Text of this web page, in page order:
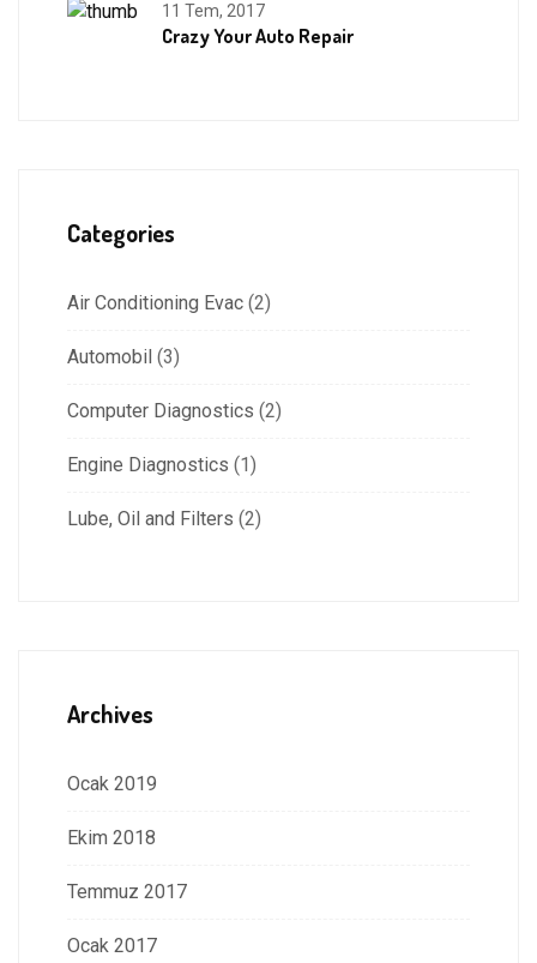
11 Tem, 2017
Crazy Your Auto Repair
Categories
Air Conditioning Evac (2)
Automobil (3)
Computer Diagnostics (2)
Engine Diagnostics (1)
Lube, Oil and Filters (2)
Archives
Ocak 2019
Ekim 2018
Temmuz 2017
Ocak 2017